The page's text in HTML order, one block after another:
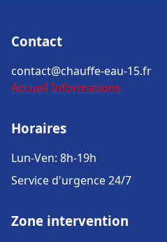
Contact
contact@chauffe-eau-15.fr
Accueil Informations
Horaires
Lun-Ven: 8h-19h
Service d'urgence 24/7
Zone intervention